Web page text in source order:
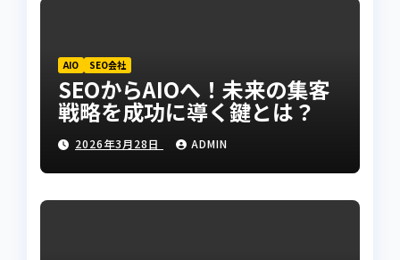
AIO SEO会社
SEOからAIOへ！未来の集客
戦略を成功に導く鍵とは？
2026年3月28日 ADMIN